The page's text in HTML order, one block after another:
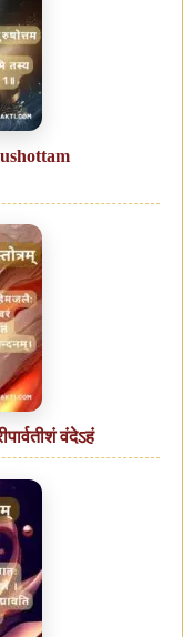
वंदेऽहं